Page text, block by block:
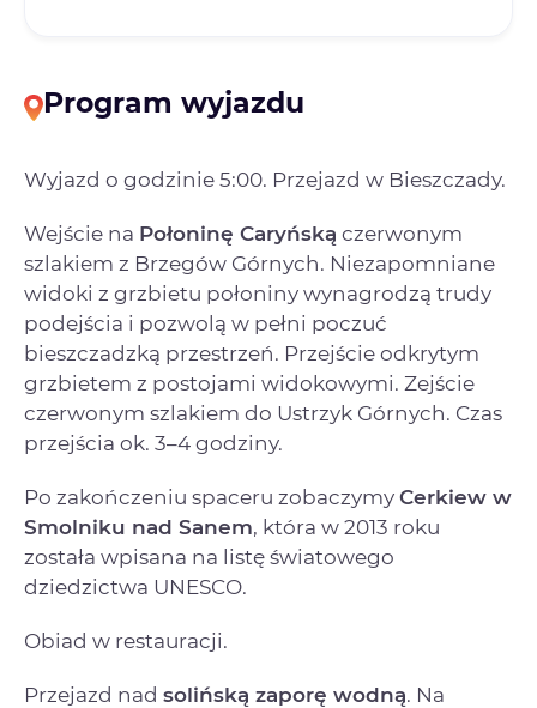
Program wyjazdu
Wyjazd o godzinie 5:00. Przejazd w Bieszczady.
Wejście na Połoninę Caryńską czerwonym
szlakiem z Brzegów Górnych. Niezapomniane
widoki z grzbietu połoniny wynagrodzą trudy
podejścia i pozwolą w pełni poczuć
bieszczadzką przestrzeń. Przejście odkrytym
grzbietem z postojami widokowymi. Zejście
czerwonym szlakiem do Ustrzyk Górnych. Czas
przejścia ok. 3–4 godziny.
Po zakończeniu spaceru zobaczymy Cerkiew w
Smolniku nad Sanem, która w 2013 roku
została wpisana na listę światowego
dziedzictwa UNESCO.
Obiad w restauracji.
Przejazd nad solińską zaporę wodną. Na